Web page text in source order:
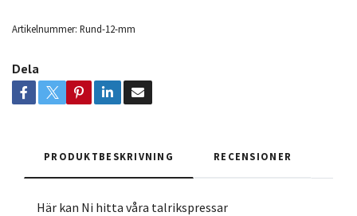
Artikelnummer: Rund-12-mm
Dela
PRODUKTBESKRIVNING RECENSIONER
Här kan Ni hitta våra talrikspressar